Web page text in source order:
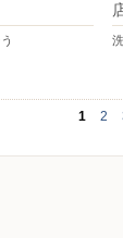
1 2